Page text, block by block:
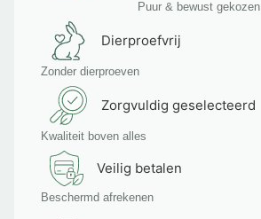
Puur & bewust gekozen
Dierproefvrij
Zonder dierproeven
Zorgvuldig geselecteerd
Kwaliteit boven alles
Veilig betalen
Beschermd afrekenen